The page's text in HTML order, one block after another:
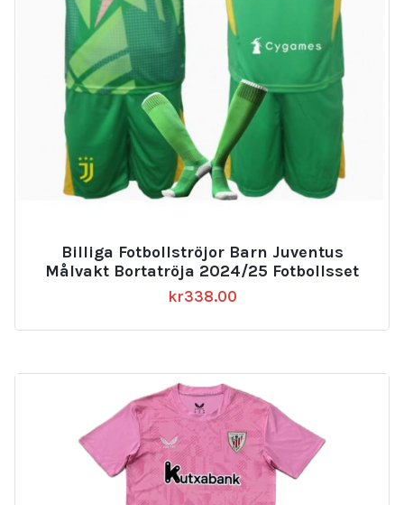
Billiga Fotbollströjor Barn Juventus
Målvakt Bortatröja 2024/25 Fotbollsset
kr338.00